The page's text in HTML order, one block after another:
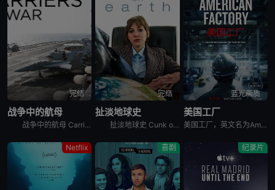
完结
战争中的航母
战争中的航母 Carriers at War分集剧情：第1集，以实时跟拍的方式，展示了超级航母布什号在阿拉伯海湾战争中的优异表现，以及强大战力背后辛苦和严禁的准备工作。机组人员严苛的修检F/A -
完结
扯淡地球史
扯淡地球史 Cunk on Earth是2022年英国喜剧纪录片。Follows Philomena Cunk as she comically tells the story of our gr
蓝光画质
美国工厂
美国工厂，英文名为American Factory，是2019年上映的美国纪录片电影。
Netflix 喜剧 纪录片